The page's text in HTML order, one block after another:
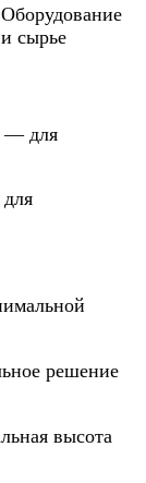
Оборудование
и сырье
— для
решение
высота